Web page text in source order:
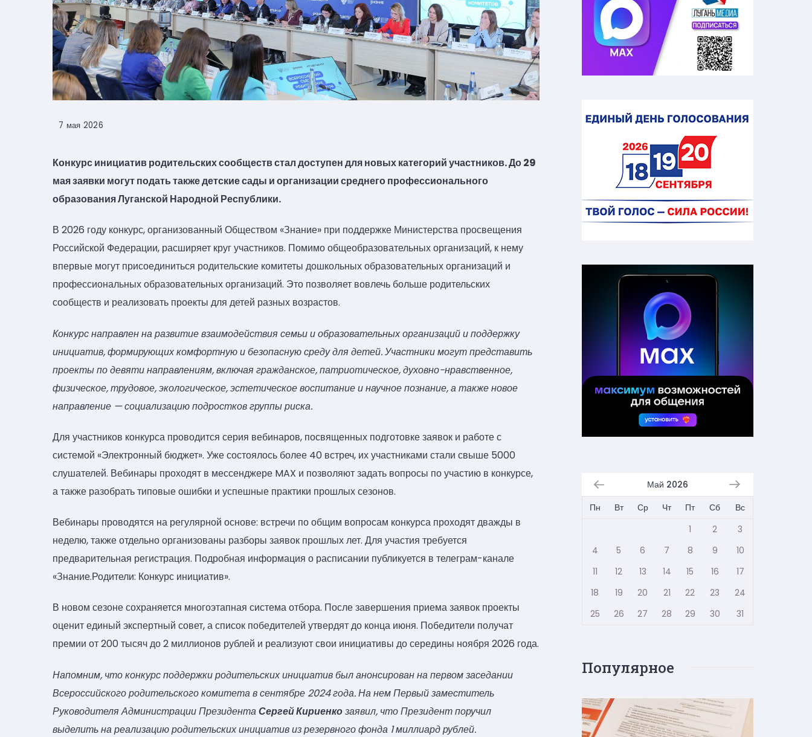
7 мая 2026
Конкурс инициатив родительских сообществ стал доступен для новых категорий участников. До 29
мая заявки могут подать также детские сады и организации среднего профессионального
образования Луганской Народной Республики.
В 2026 году конкурс, организованный Обществом «Знание» при поддержке Министерства просвещения
Российской Федерации, расширяет круг участников. Помимо общеобразовательных организаций, к нему
впервые могут присоединиться родительские комитеты дошкольных образовательных организаций и
профессиональных образовательных организаций. Это позволяет вовлечь больше родительских
сообществ и реализовать проекты для детей разных возрастов.
Конкурс направлен на развитие взаимодействия семьи и образовательных организаций и поддержку
инициатив, формирующих комфортную и безопасную среду для детей. Участники могут представить
проекты по девяти направлениям, включая гражданское, патриотическое, духовно-нравственное,
физическое, трудовое, экологическое, эстетическое воспитание и научное познание, а также новое
направление — социализацию подростков группы риска.
Для участников конкурса проводится серия вебинаров, посвященных подготовке заявок и работе с
системой «Электронный бюджет». Уже состоялось более 40 встреч, их участниками стали свыше 5000
слушателей. Вебинары проходят в мессенджере MAX и позволяют задать вопросы по участию в конкурсе,
а также разобрать типовые ошибки и успешные практики прошлых сезонов.
Вебинары проводятся на регулярной основе: встречи по общим вопросам конкурса проходят дважды в
неделю, также отдельно организованы разборы заявок прошлых лет. Для участия требуется
предварительная регистрация. Подробная информация о расписании публикуется в телеграм-канале
«Знание.Родители: Конкурс инициатив».
В новом сезоне сохраняется многоэтапная система отбора. После завершения приема заявок проекты
оценит единый экспертный совет, а список победителей утвердят до конца июня. Победители получат
премии от 200 тысяч до 2 миллионов рублей и реализуют свои инициативы до середины ноября 2026 года.
Напомним, что конкурс поддержки родительских инициатив был анонсирован на первом заседании
Всероссийского родительского комитета в сентябре 2024 года. На нем Первый заместитель
Руководителя Администрации ПрезидентаСергей Кириенкозаявил, что Президент поручил
выделить на реализацию родительских инициатив из резервного фонда 1 миллиард рублей.
Май 2026
Пн
Вт Ср Чт Пт Сб
Вс
1
2
3
4
5 6 7 8 9
10
11
12 13 14 15 16
17
18
19 20 21 22 23
24
25
26 27 28 29 30 31
Популярное